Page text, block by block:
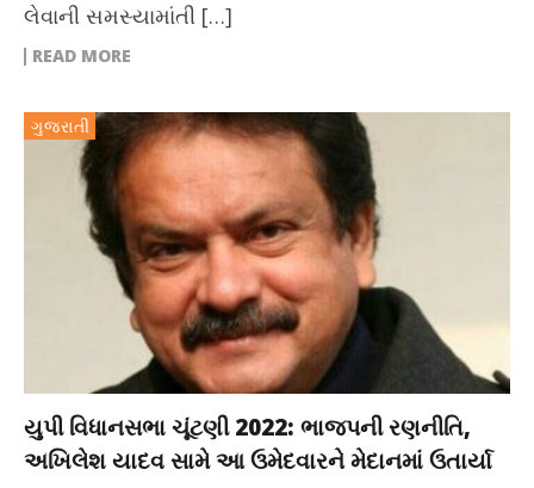
લેવાની સમસ્યામાંતી […]
READ MORE
ગુજરાતી
યુપી વિધાનસભા ચૂંટણી 2022: ભાજપની રણનીતિ,
અખિલેશ યાદવ સામે આ ઉમેદવારને મેદાનમાં ઉતાર્યા